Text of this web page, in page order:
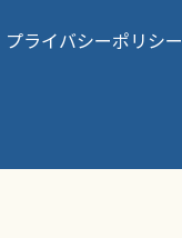
プライバシーポリシー